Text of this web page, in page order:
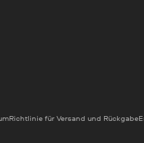
Richtlinie für Versand und Rückgabe